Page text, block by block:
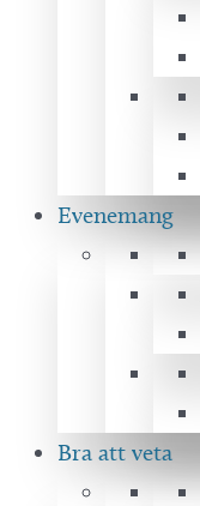
Evenemang
Bra att veta